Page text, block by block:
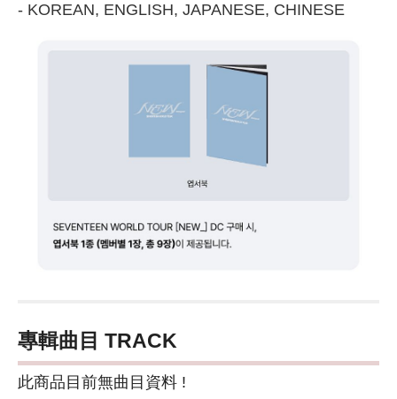
- KOREAN, ENGLISH, JAPANESE, CHINESE
專輯曲目 TRACK
此商品目前無曲目資料 !